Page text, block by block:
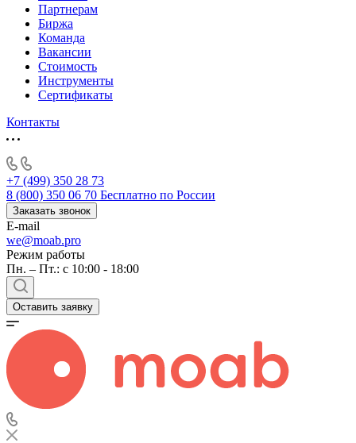
Партнерам
Биржа
Команда
Вакансии
Стоимость
Инструменты
Сертификаты
Контакты
+7 (499) 350 28 73
8 (800) 350 06 70 Бесплатно по России
Заказать звонок
E-mail
we@moab.pro
Режим работы
Пн. – Пт.: с 10:00 - 18:00
Оставить заявку